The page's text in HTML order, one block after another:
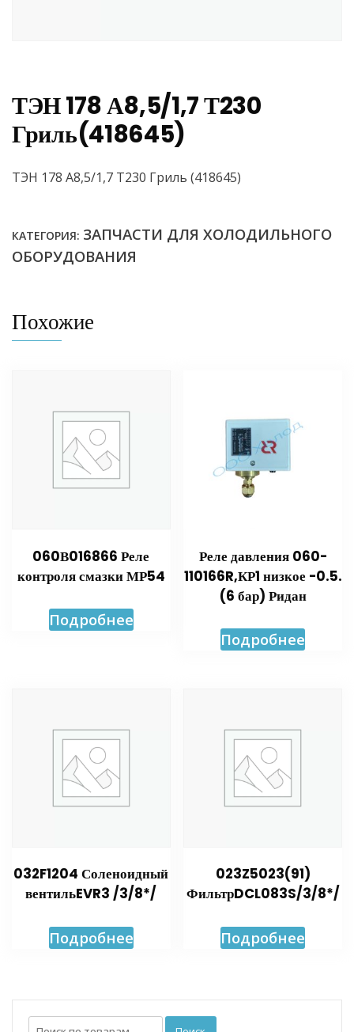
ТЭН 178 А8,5/1,7 Т230
Гриль(418645)
ТЭН 178 А8,5/1,7 Т230 Гриль (418645)
КАТЕГОРИЯ: ЗАПЧАСТИ ДЛЯ ХОЛОДИЛЬНОГО
ОБОРУДОВАНИЯ
Похожие
060В016866 Реле
контроля смазки МР54
Подробнее
Реле давления 060-
110166R,КР1 низкое -0.5.
(6 бар) Ридан
Подробнее
032F1204 Соленоидный
вентильEVR3 /3/8*/
Подробнее
023Z5023(91)
ФильтрDCL083S/3/8*/
Подробнее
Искать: